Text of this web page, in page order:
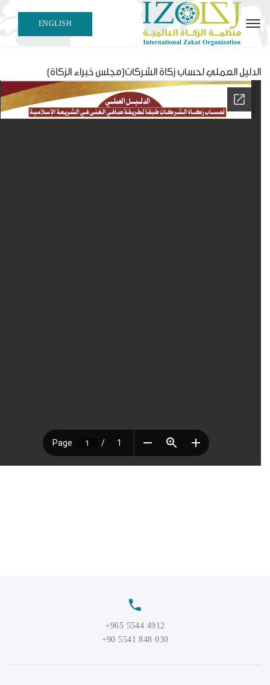
ENGLISH
الدليل العملي لحساب زكاة الشركات(مجلس خبراء الزكاة)
4912 5544 965+
030 848 5541 90+